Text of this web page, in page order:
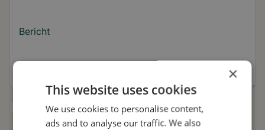
Bericht
Ja, ik wil tips over de tremor en updates
over Stil ontvangen.
×
This website uses cookies
We use cookies to personalise content,
ads and to analyse our traffic. We also